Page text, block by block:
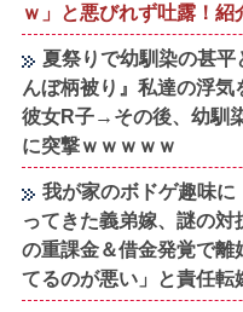
ｗ」と悪びれず吐露！紹
夏祭りで幼馴染の甚平
んぼ柄被り』私達の浮
彼女R子→その後、幼馴
に突撃ｗｗｗｗｗ
我が家のボドゲ趣味
ってきた義弟嫁、謎の
の重課金＆借金発覚で離
てるのが悪い」と責任転